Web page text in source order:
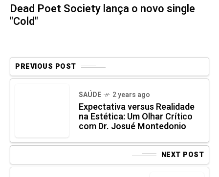
Dead Poet Society lança o novo single
"Cold"
PREVIOUS POST
SAÚDE 2 years ago
Expectativa versus Realidade
na Estética: Um Olhar Crítico
com Dr. Josué Montedonio
NEXT POST